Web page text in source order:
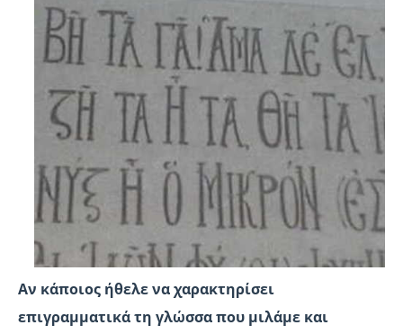
Αν κάποιος ήθελε να χαρακτηρίσει
επιγραμματικά τη γλώσσα που μιλάμε και